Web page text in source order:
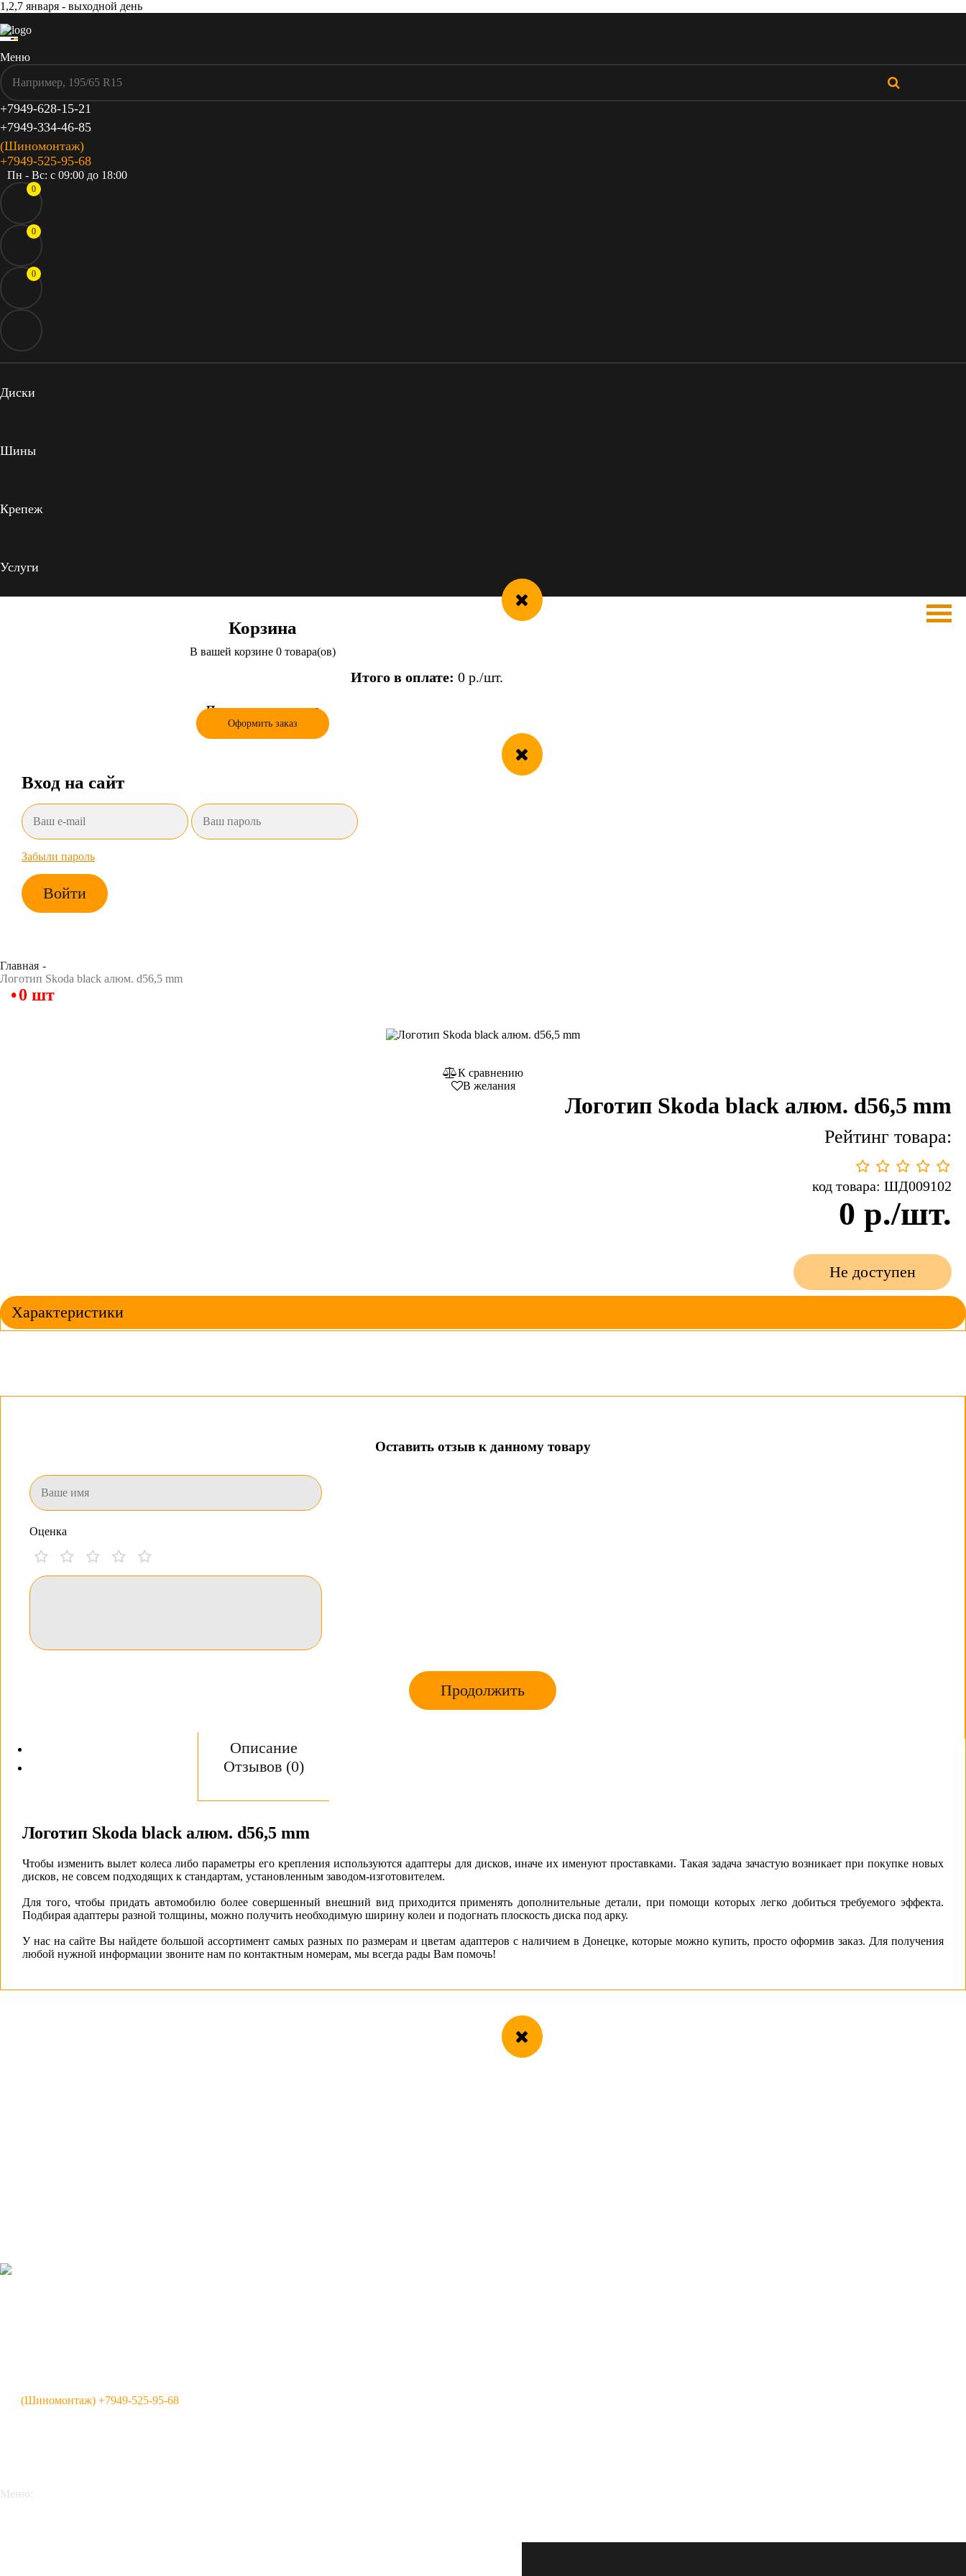
1,2,7 января - выходной день
Меню
+7949-628-15-21
+7949-334-46-85
(Шиномонтаж)
+7949-525-95-68
Пн - Вс: c 09:00 до 18:00
0
0
0
Диски
Шины
Крепеж
Услуги
Корзина
В вашей корзине 0 товара(ов)
Итого в оплате: 0 р./шт.
Продолжить покупки
Оформить заказ
Вход на сайт
Забыли пароль
Войти
Главная
Логотип Skoda black алюм. d56,5 mm
0 шт
К сравнению
В желания
Логотип Skoda black алюм. d56,5 mm
Рейтинг товара:
код товара: ШД009102
0 р./шт.
Не доступен
Характеристики
Оставить отзыв к данному товару
Оценка
Продолжить
Описание
Отзывов (0)
Логотип Skoda black алюм. d56,5 mm
Чтобы изменить вылет колеса либо параметры его крепления используются адаптеры для дисков, иначе их именуют проставками. Такая задача зачастую возникает при покупке новых
дисков, не совсем подходящих к стандартам, установленным заводом-изготовителем.
Для того, чтобы придать автомобилю более совершенный внешний вид приходится применять дополнительные детали, при помощи которых легко добиться требуемого эффекта.
Подбирая адаптеры разной толщины, можно получить необходимую ширину колеи и подогнать плоскость диска под арку.
У нас на сайте Вы найдете большой ассортимент самых разных по размерам и цветам адаптеров с наличием в Донецке, которые можно купить, просто оформив заказ. Для получения
любой нужной информации звоните нам по контактным номерам, мы всегда рады Вам помочь!
(Шиномонтаж) +7949-525-95-68
Меню: